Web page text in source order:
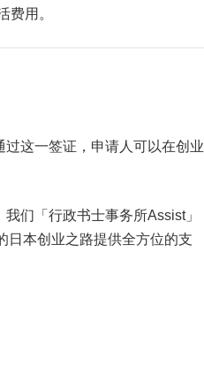
费用。
这一签证，申请人可以在创业
们「行政书士事务所Assist」
日本创业之路提供全方位的支